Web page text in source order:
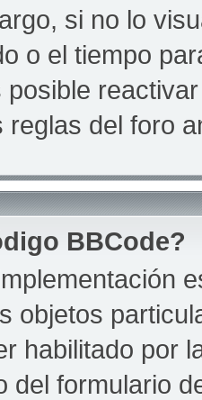
si no lo
o el tiempo
posible
reglas del foro
BBCode?
objetos
habilitado por
del formulario